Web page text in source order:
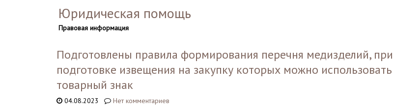
Юридическая помощь
Правовая информация
Подготовлены правила формирования перечня медизделий, при
подготовке извещения на закупку которых можно использовать
товарный знак
04.08.2023
Нет комментариев